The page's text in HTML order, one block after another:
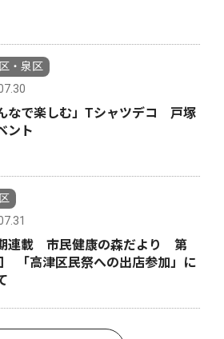
・泉区
んなで楽しむ」Tシャツデコ 戸塚
ント
連載 市民健康の森だより 第
「高津区民祭への出店参加」に